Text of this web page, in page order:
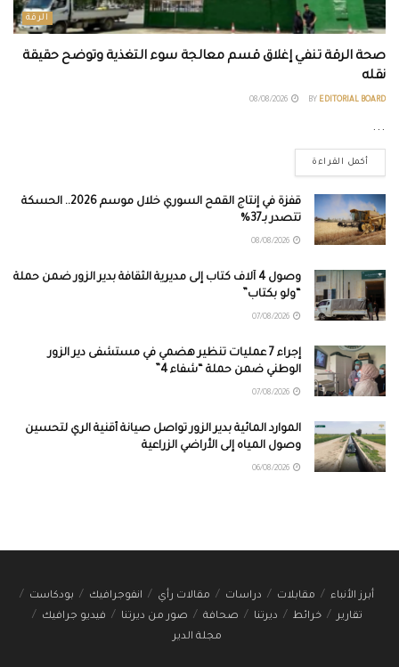
الرقة
صحة الرقة تنفي إغلاق قسم معالجة سوء التغذية وتوضح حقيقة
نقله
BY EDITORIAL BOARD
...
أكمل القراءة
قفزة في إنتاج القمح السوري خلال موسم 2026.. الحسكة
تتصدر بـ37%
وصول 4 آلاف كتاب إلى مديرية الثقافة بدير الزور ضمن حملة
“ولو بكتاب”
إجراء 7 عمليات تنظير هضمي في مستشفى دير الزور
الوطني ضمن حملة “شفاء 4”
الموارد المائية بدير الزور تواصل صيانة أقنية الري لتحسين
وصول المياه إلى الأراضي الزراعية
أبرز الأنباء مقابلات دراسات مقالات رأي انفوجرافيك
بودكاست
تقارير
خرائط ديرتنا صحافة صور من ديرتنا
فيديو جرافيك
مجلة الدير